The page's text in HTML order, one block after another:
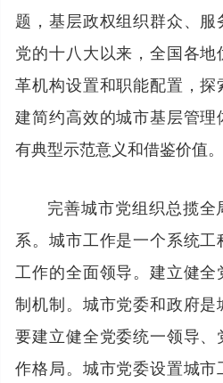
题，基层政权组织群众、服
党的十八大以来，全国各
革机构设置和职能配置，
建简约高效的城市基层管
有典型示范意义和借鉴价值。
完善城市党组织总揽
系。城市工作是一个系统
工作的全面领导。建立健
制机制。城市党委和政府是
要建立健全党委统一领导
作格局。城市党委设置城